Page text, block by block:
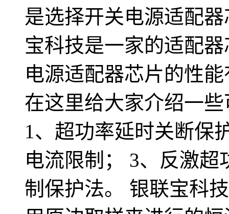
是选择开关电源适配
宝科技是一家的适配
电源适配器芯片的性
在这里给大家介绍一
1、超功率延时关断保
电流限制； 3、反激
制保护法。 银联宝科